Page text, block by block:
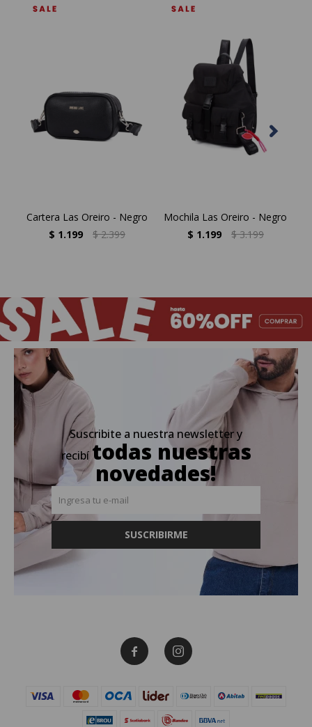
Cartera Las Oreiro - Negro
$ 1.199 $ 2.399
Mochila Las Oreiro - Negro
$ 1.199 $ 3.199
Suscribite a nuestra newsletter y
recibí todas nuestras
novedades!
SUSCRIBIRME
 